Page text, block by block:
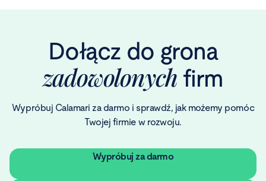
Dołącz do grona
zadowolonych firm
Wypróbuj Calamari za darmo i sprawdź, jak możemy pomóc
Twojej firmie w rozwoju.
Wypróbuj za darmo